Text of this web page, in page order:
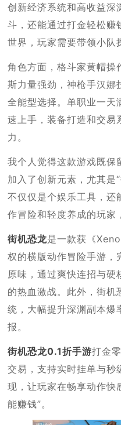
创新经济系统和高收益深
斗，还能通过打金轻松赚
世界，玩家需要带领小队
角色方面，格斗家黄帽操
斯力量强劲，神枪手汉娜
全能型选择。单职业一天
速上手，装备打造和交易
力。
我个人觉得这款游戏既保
加入了创新元素，尤其是
不仅仅是个娱乐工具，还
作冒险和轻度养成的玩家
街机恐龙是一款获《
权的横版动作冒险手游，
原味，通过爽快连招与硬
的热血激战。此外，街机
统，大幅提升深渊副本爆
报。
街机恐龙0.1折手游打金
交易，支持实时挂单与秒
现，让玩家在畅享动作快
能赚钱”。